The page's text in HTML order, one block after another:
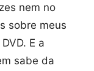
nem no
sobre meus
E a
sabe da